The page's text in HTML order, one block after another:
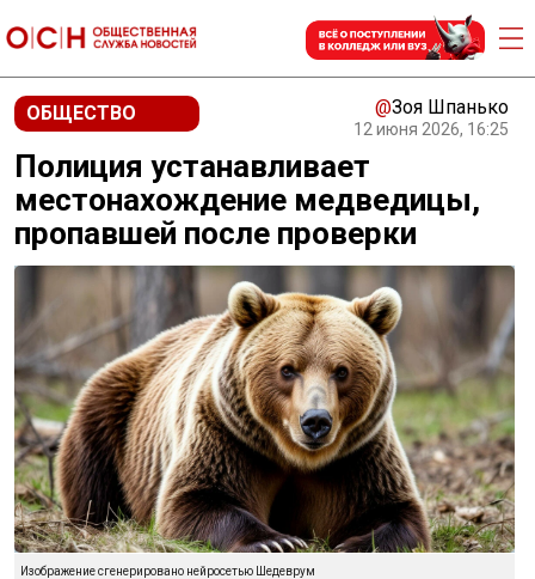
ОБЩЕСТВО @Зоя Шпанько
12 июня 2026, 16:25
Полиция устанавливает
местонахождение медведицы,
пропавшей после проверки
Изображение сгенерировано нейросетью Шедеврум